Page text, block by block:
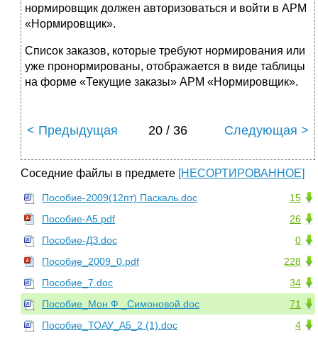
нормировщик должен авторизоваться и войти в АРМ
«Нормировщик».
Список заказов, которые требуют нормирования или
уже пронормированы, отображается в виде таблицы
на форме «Текущие заказы» АРМ «Нормировщик».
< Предыдущая 20 / 36 Следующая >
Соседние файлы в предмете [НЕСОРТИРОВАННОЕ]
15
Пособие-2009(12пт) Паскаль.doc
26
Пособие-A5.pdf
0
Пособие-ДЗ.doc
228
Пособие_2009_0.pdf
34
Пособие_7.doc
71
Пособие_Мон Ф _Симоновой.doc
4
Пособие_ТОАУ_A5_2 (1).doc